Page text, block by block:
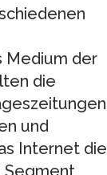
Medium der
die
und
Internet die